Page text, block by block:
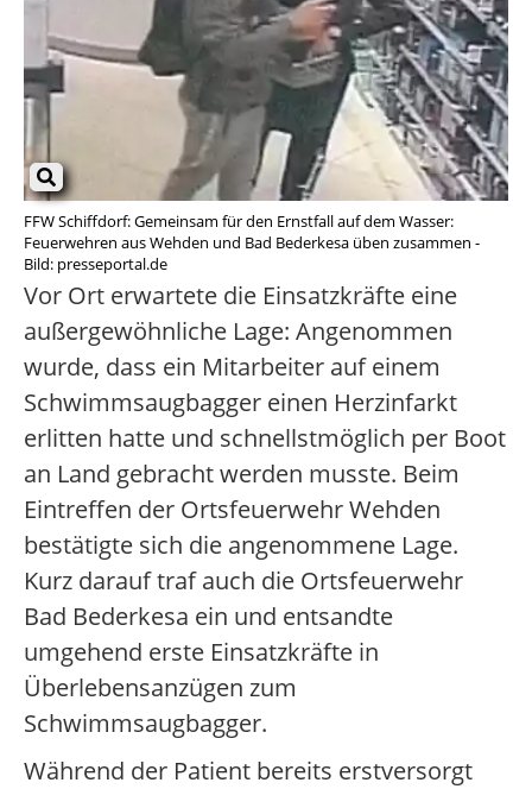
FFW Schiffdorf: Gemeinsam für den Ernstfall auf dem Wasser:
Feuerwehren aus Wehden und Bad Bederkesa üben zusammen -
Bild: presseportal.de
Vor Ort erwartete die Einsatzkräfte eine
außergewöhnliche Lage: Angenommen
wurde, dass ein Mitarbeiter auf einem
Schwimmsaugbagger einen Herzinfarkt
erlitten hatte und schnellstmöglich per Boot
an Land gebracht werden musste. Beim
Eintreffen der Ortsfeuerwehr Wehden
bestätigte sich die angenommene Lage.
Kurz darauf traf auch die Ortsfeuerwehr
Bad Bederkesa ein und entsandte
umgehend erste Einsatzkräfte in
Überlebensanzügen zum
Schwimmsaugbagger.
Während der Patient bereits erstversorgt